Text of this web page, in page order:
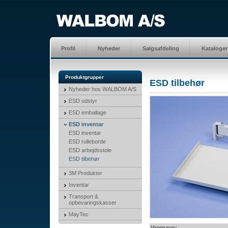
Profil Nyheder Salgsafdeling Kataloger
Produktgrupper
Nyheder hos WALBOM A/S
ESD udstyr
ESD emballage
ESD inventar
ESD inventar
ESD rulleborde
ESD arbejdsstole
ESD tilbehør
3M Produkter
Inventar
Transport &
opbevaringskasser
MayTec
ESD tilbehør